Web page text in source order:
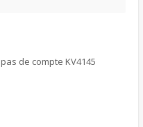
de compte KV4145